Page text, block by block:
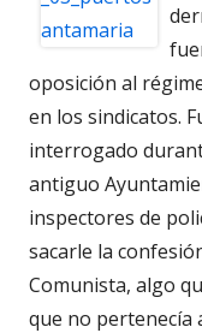
oposición al
en los sindicatos.
interrogado
antiguo
inspectores de
sacarle la
Comunista, algo
que no pertenecía